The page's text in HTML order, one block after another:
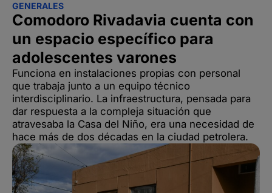
GENERALES
Comodoro Rivadavia cuenta con
un espacio específico para
adolescentes varones
Funciona en instalaciones propias con personal
que trabaja junto a un equipo técnico
interdisciplinario. La infraestructura, pensada para
dar respuesta a la compleja situación que
atravesaba la Casa del Niño, era una necesidad de
hace más de dos décadas en la ciudad petrolera.